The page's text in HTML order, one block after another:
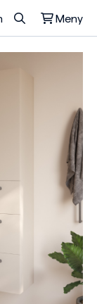
Meny